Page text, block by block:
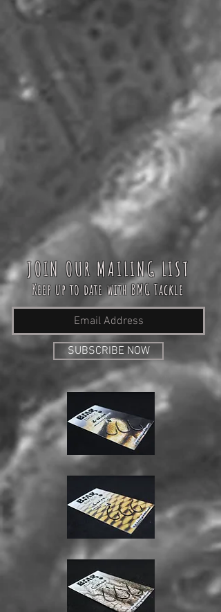
JOIN OUR MAILING LIST
Keep up to date with BMG Tackle
SUBSCRIBE NOW